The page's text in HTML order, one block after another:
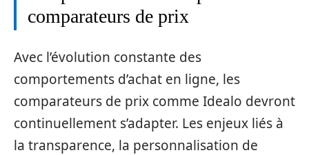
comparateurs de prix
Avec l’évolution constante des
comportements d’achat en ligne, les
comparateurs de prix comme Idealo devront
continuellement s’adapter. Les enjeux liés à
la transparence, la personnalisation de